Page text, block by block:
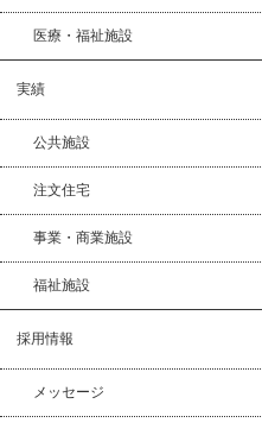
医療・福祉施設
実績
公共施設
注文住宅
事業・商業施設
福祉施設
採用情報
メッセージ